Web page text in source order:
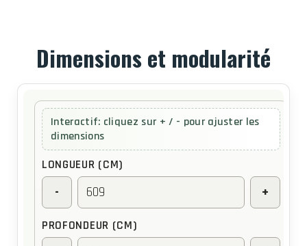
Dimensions et modularité